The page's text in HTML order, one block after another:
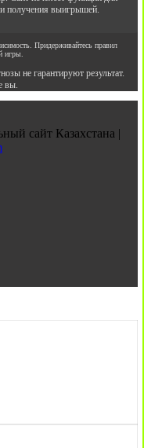
получения выигрышей.
Придерживайтесь правил
игры.
не гарантируют результат.
вы.
сайт Казахстана |